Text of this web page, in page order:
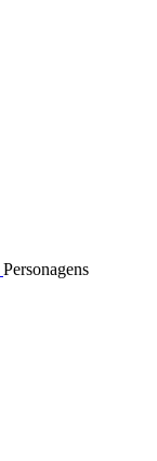
Personagens